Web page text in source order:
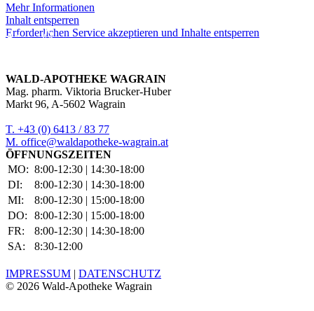
Mehr Informationen
Inhalt entsperren
Erforderlichen Service akzeptieren und Inhalte entsperren
WALD-APOTHEKE WAGRAIN
Mag. pharm. Viktoria Brucker-Huber
Markt 96, A-5602 Wagrain
T. +43 (0) 6413 / 83 77
M. office@waldapotheke-wagrain.at
ÖFFNUNGSZEITEN
MO: 8:00-12:30 | 14:30-18:00
DI:
8:00-12:30 | 14:30-18:00
MI:
8:00-12:30 | 15:00-18:00
DO:
8:00-12:30 | 15:00-18:00
FR:
8:00-12:30 | 14:30-18:00
SA:
8:30-12:00
IMPRESSUM | DATENSCHUTZ
© 2026 Wald-Apotheke Wagrain